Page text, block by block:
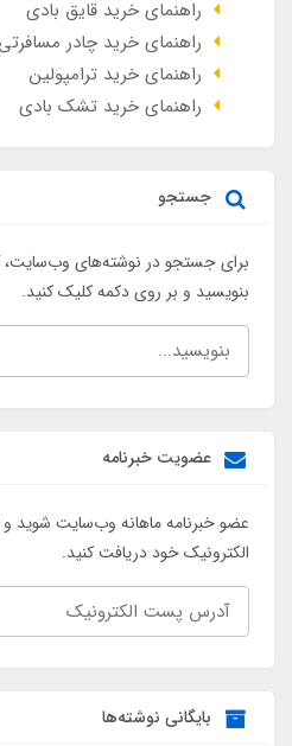
راهنمای خرید قایق بادی
راهنمای خرید چادر مسافرتی
راهنمای خرید ترامپولین
راهنمای خرید تشک بادی
جستجو
برای جستجو در نوشته‌های وب‌سایت،
بنویسید و بر روی دکمه کلیک کنید.
عضویت خبرنامه
عضو خبرنامه ماهانه وب‌سایت شوید و
الکترونیک خود دریافت کنید.
بایگانی نوشته‌ها